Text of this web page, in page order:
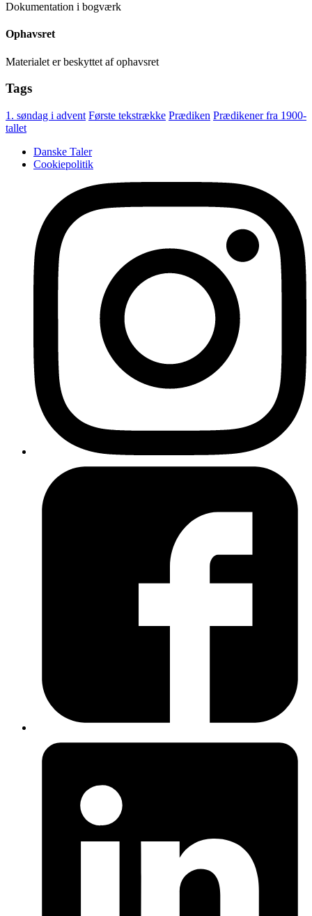
Dokumentation i bogværk
Ophavsret
Materialet er beskyttet af ophavsret
Tags
1. søndag i advent Første tekstrække Prædiken Prædikener fra 1900-
tallet
Danske Taler
Cookiepolitik